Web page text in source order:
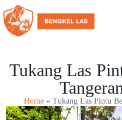
Tukang Las
Home » Tukang Las Pintu